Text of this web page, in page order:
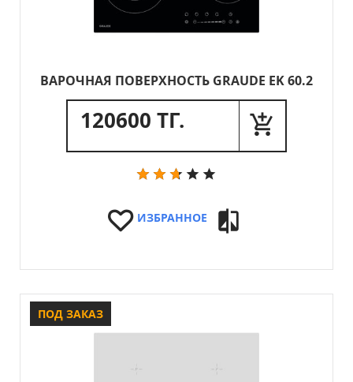
ВАРОЧНАЯ ПОВЕРХНОСТЬ GRAUDE EK 60.2
120600 ТГ.
ИЗБРАННОЕ
ПОД ЗАКАЗ